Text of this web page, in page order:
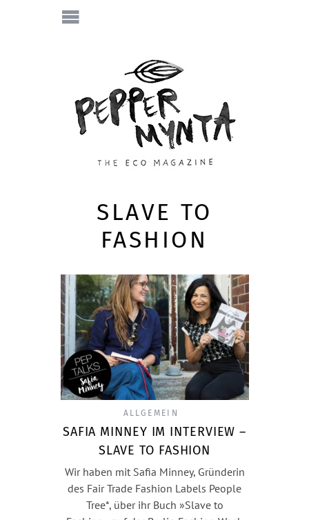
SLAVE TO
FASHION
ALLGEMEIN
SAFIA MINNEY IM INTERVIEW –
SLAVE TO FASHION
Wir haben mit Safia Minney, Gründerin
des Fair Trade Fashion Labels People
Tree*, über ihr Buch »Slave to